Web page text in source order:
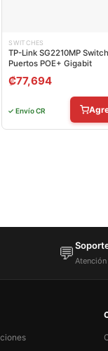
SWITCHES
TP-Link SG2210MP
Puertos POE+ Gigabit
₡77,694
✓ Envío CR
💬